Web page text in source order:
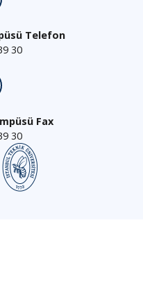
Telefon
30
Fax
30